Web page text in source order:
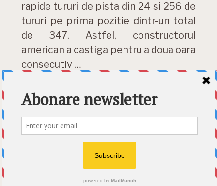
rapide tururi de pista din 24 si 256 de
tururi pe prima pozitie dintr-un total
de 347. Astfel, constructorul
american a castiga pentru a doua oara
consecutiv …
Category:News Etichete: 2011,campion,Chevrolet
Macao,Muller,rezultate,turisme,WTCC